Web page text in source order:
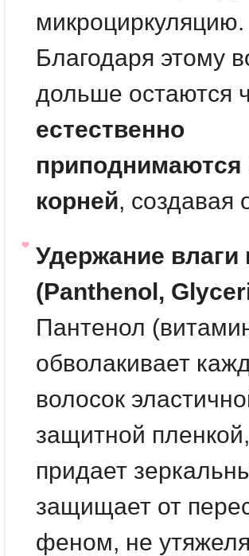
микроциркуляцию.
Благодаря этому
дольше остаются
естественно
приподнимаются
корней, создавая
Удержание влаги
(Panthenol,
Пантенол
обволакивает
волосок
защитной
придает
защищает от
феном, не